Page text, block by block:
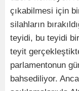
çıkabilmesi için
silahların
teyidi, bu teyidi
teyit
parlamentonun
bahsediliyor.